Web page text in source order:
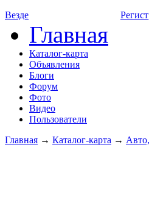
Везде
Главная
Каталог-карта
Объявления
Блоги
Форум
Фото
Видео
Пользователи
Главная → Каталог-карта →